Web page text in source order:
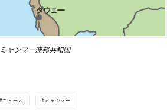
ミャンマー連邦共和国
ニュース ミャンマー